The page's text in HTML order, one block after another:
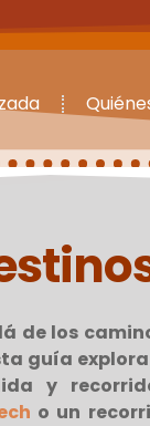
de los
guía
y
o un